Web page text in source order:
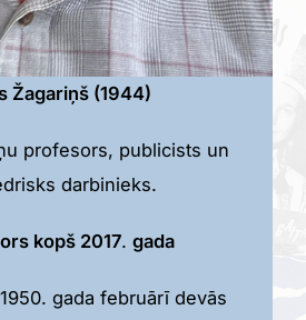
Žagariņš (1944)
profesors, publicists un
darbinieks.
kopš 2017. gada
gada februārī devās